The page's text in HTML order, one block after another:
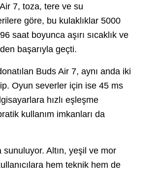
7, toza, tere ve su
göre, bu kulaklıklar 5000
saat boyunca aşırı sıcaklık ve
başarıyla geçti.
Buds Air 7, aynı anda iki
Oyun severler için ise 45 ms
hızlı eşleşme
kullanım imkanları da
Altın, yeşil ve mor
hem teknik hem de